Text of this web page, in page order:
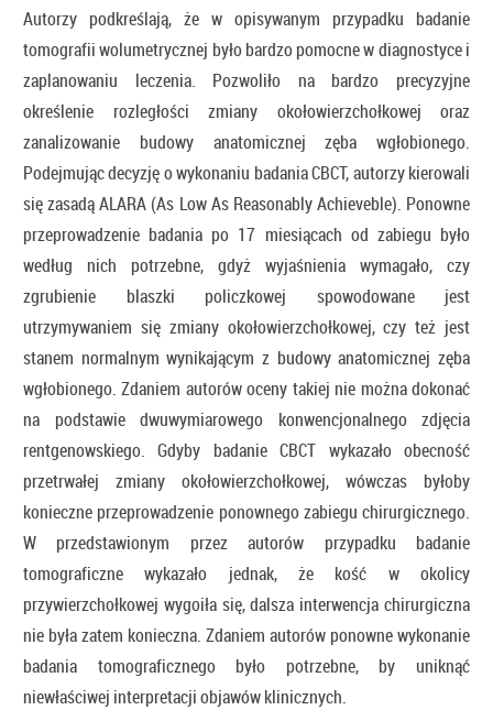
Autorzy podkreślają, że w opisywanym przypadku badanie
tomografii wolumetrycznej było bardzo pomocne w diagnostyce i
zaplanowaniu leczenia. Pozwoliło na bardzo precyzyjne
określenie rozległości zmiany okołowierzchołkowej oraz
zanalizowanie budowy anatomicznej zęba wgłobionego.
Podejmując decyzję o wykonaniu badania CBCT, autorzy kierowali
się zasadą ALARA (As Low As Reasonably Achieveble). Ponowne
przeprowadzenie badania po 17 miesiącach od zabiegu było
według nich potrzebne, gdyż wyjaśnienia wymagało, czy
zgrubienie blaszki policzkowej spowodowane jest
utrzymywaniem się zmiany okołowierzchołkowej, czy też jest
stanem normalnym wynikającym z budowy anatomicznej zęba
wgłobionego. Zdaniem autorów oceny takiej nie można dokonać
na podstawie dwuwymiarowego konwencjonalnego zdjęcia
rentgenowskiego. Gdyby badanie CBCT wykazało obecność
przetrwałej zmiany okołowierzchołkowej, wówczas byłoby
konieczne przeprowadzenie ponownego zabiegu chirurgicznego.
W przedstawionym przez autorów przypadku badanie
tomograficzne wykazało jednak, że kość w okolicy
przywierzchołkowej wygoiła się, dalsza interwencja chirurgiczna
nie była zatem konieczna. Zdaniem autorów ponowne wykonanie
badania tomograficznego było potrzebne, by uniknąć
niewłaściwej interpretacji objawów klinicznych.